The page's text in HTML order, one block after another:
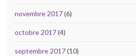
novembre 2017(6)
octobre 2017(4)
septembre 2017(10)